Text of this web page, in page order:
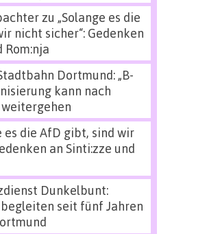
zu „Solange es die
nicht sicher“: Gedenken
Rom:nja
Dortmund: „B-
kann nach
es die AfD gibt, sind wir
an Sinti:zze und
Dunkelbunt:
seit fünf Jahren